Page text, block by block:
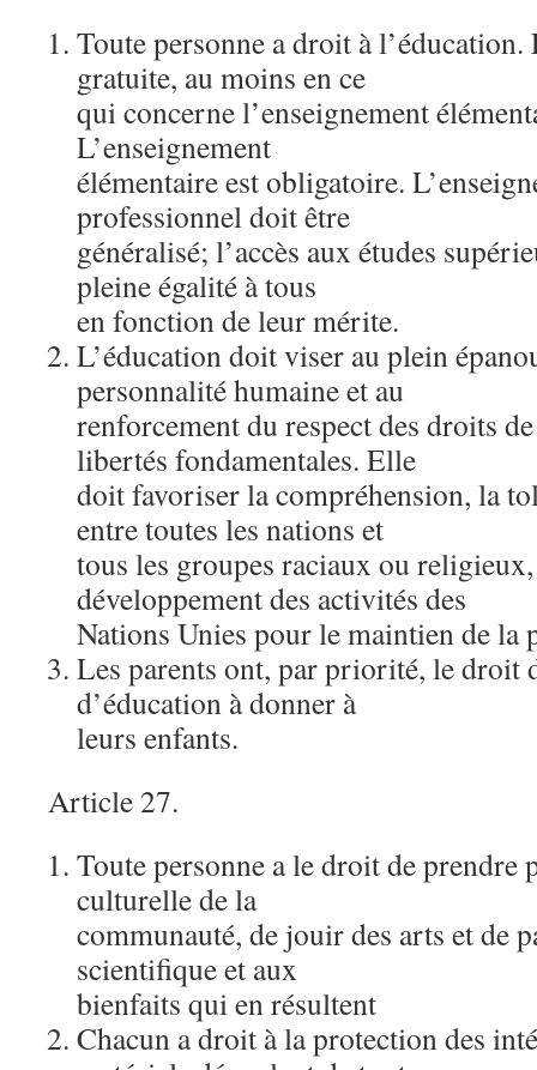
Toute personne a droit à
gratuite, au moins en ce
qui concerne l’enseignement
L’enseignement
élémentaire est obligatoire.
professionnel doit être
généralisé; l’accès aux études
pleine égalité à tous
en fonction de leur mérite.
L’éducation doit viser au plein
personnalité humaine et au
renforcement du respect des droits
libertés fondamentales. Elle
doit favoriser la compréhension, la
entre toutes les nations et
tous les groupes raciaux ou
développement des activités des
Nations Unies pour le maintien de la
Les parents ont, par priorité, le droit
d’éducation à donner à
leurs enfants.
Article 27.
Toute personne a le droit de prendre
culturelle de la
communauté, de jouir des arts et de
scientifique et aux
bienfaits qui en résultent
Chacun a droit à la protection des